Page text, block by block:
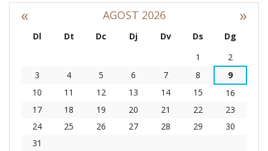
« AGOST 2026 »
Dl Dt Dc Dj Dv Ds
Dg
1
2
3
4 5 6 7 8
9
10
11 12 13 14 15
16
17
18 19 20 21 22
23
24
25 26 27 28 29
30
31